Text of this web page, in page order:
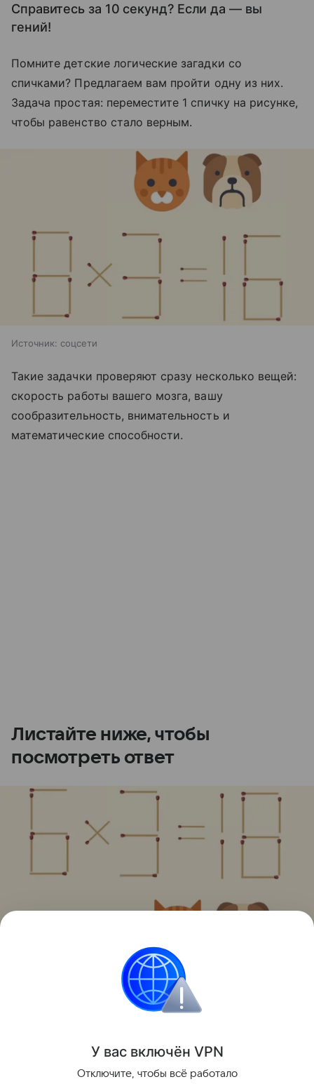
Справитесь за 10 секунд? Если да — вы
гений!
Помните детские логические загадки со
спичками? Предлагаем вам пройти одну из них.
Задача простая: переместите 1 спичку на рисунке,
чтобы равенство стало верным.
Источник: соцсети
Такие задачки проверяют сразу несколько вещей:
скорость работы вашего мозга, вашу
сообразительность, внимательность и
математические способности.
Листайте ниже, чтобы
посмотреть ответ
У вас включён VPN
Отключите, чтобы всё работало